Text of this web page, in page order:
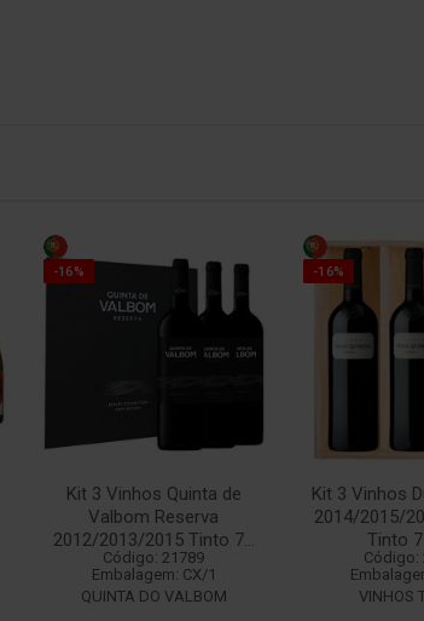
-16%
Kit 3 Vinhos Quinta de
Valbom Reserva
2012/2013/2015 Tinto 7...
Código: 21789
Embalagem: CX/1
QUINTA DO VALBOM
-16%
Kit 3 Vinhos
2014/2015/
Tinto
Código:
VINHOS